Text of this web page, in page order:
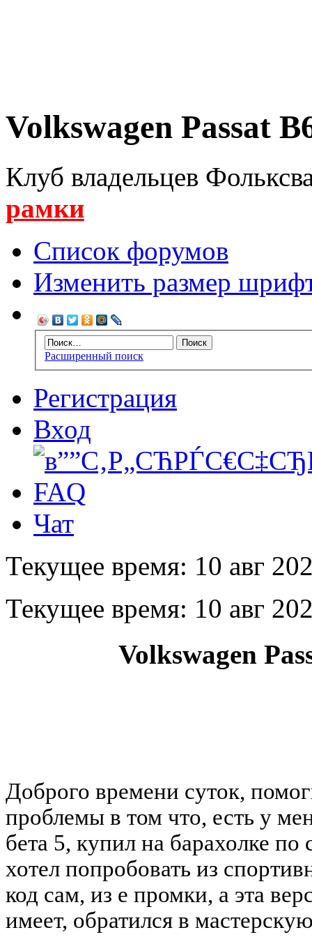
Volkswagen Passat
Клуб владельцев
рамки
Список форумов
Изменить размер
Расширенный поиск
Регистрация
Вход
FAQ
Чат
Текущее время: 10 авг
Текущее время: 10 авг
Volkswagen
Доброго времени суток,
проблемы в том что, есть у
бета 5, купил на барахолке
хотел попробовать из
код сам, из е промки, а эта
имеет, обратился в